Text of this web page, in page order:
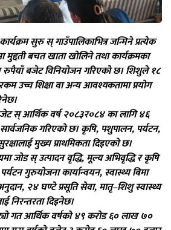
सुरु स् गाउँपालिकाभित्र जन्मिने प्रत्येक
बचत खाता खोलिने तथा कार्यक्रमका
बजेट विनियोजन गरिएको छ। शिशुले १८
उच्च शिक्षा वा अन्य आवश्यकतामा प्रयोग
स् आर्थिक वर्ष २०८३र०८४ का लागि ४६
गरिएको छ। कृषि, पशुपालन, पर्यटन,
मुख्य प्राथमिकता दिइएको छ।
जोड स् उत्पादन वृद्धि, मूल्य अभिवृद्धि र कृषि
गुरुयोजना कार्यान्वयन, स्वास्थ्य बिमा
२४ घण्टे प्रसूति सेवा, मातृ–शिशु स्वास्थ्य
निरन्तरता दिइनेछ।
गत आर्थिक वर्षको ४९ करोड ६० लाख ७०